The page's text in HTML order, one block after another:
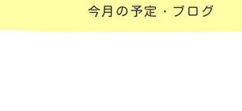
おやこスペース 一時預かり
今月の予定・ブログ